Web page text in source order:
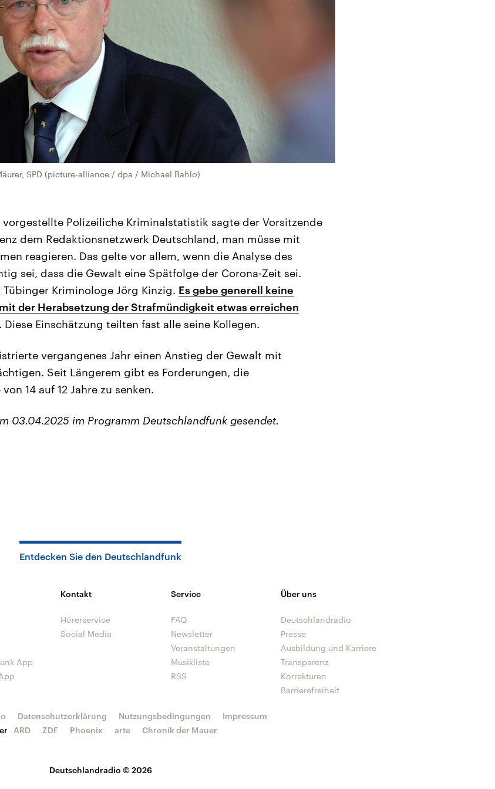
SPD (picture-alliance / dpa / Michael Bahlo)
Polizeiliche Kriminalstatistik sagte der Vorsitzende
dem Redaktionsnetzwerk Deutschland, man müsse mit
reagieren. Das gelte vor allem, wenn die Analyse des
sei, dass die Gewalt eine Spätfolge der Corona-Zeit sei.
Kriminologe Jörg Kinzig. Es gebe generell keine
der Herabsetzung der Strafmündigkeit etwas erreichen
Diese Einschätzung teilten fast alle seine Kollegen.
vergangenes Jahr einen Anstieg der Gewalt mit
Seit Längerem gibt es Forderungen, die
14 auf 12 Jahre zu senken.
03.04.2025 im Programm Deutschlandfunk gesendet.
Entdecken Sie den Deutschlandfunk
App
Kontakt
Hörerservice
Social Media
Service
FAQ
Newsletter
Veranstaltungen
Musikliste
RSS
Über uns
Deutschlandradio
Presse
Ausbildung und Karriere
Transparenz
Korrekturen
Barrierefreiheit
Deutschlandradio © 2026
Datenschutzerklärung Nutzungsbedingungen
Impressum
ARD ZDF Phoenix arte Chronik der Mauer